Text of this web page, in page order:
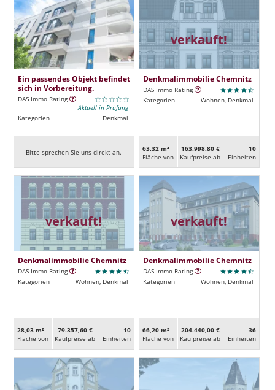
Ein passendes Objekt befindet
sich in Vorbereitung.
DAS Immo Rating
Aktuell in Prüfung
Kategorien
Denkmal
Bitte sprechen Sie uns direkt an.
verkauft!
Denkmalimmobilie Chemnitz
DAS Immo Rating
Kategorien
Wohnen, Denkmal
63,32 m²
Fläche von
163.998,80 €
Kaufpreise ab
10
Ein­heiten
verkauft!
Denkmalimmobilie Chemnitz
DAS Immo Rating
Kategorien
Wohnen, Denkmal
28,03 m²
Fläche von
79.357,60 €
Kaufpreise ab
10
Ein­heiten
verkauft!
Denkmalimmobilie Chemnitz
DAS Immo Rating
Kategorien
Wohnen, Denkmal
66,20 m²
Fläche von
204.440,00 €
Kaufpreise ab
36
Ein­heiten